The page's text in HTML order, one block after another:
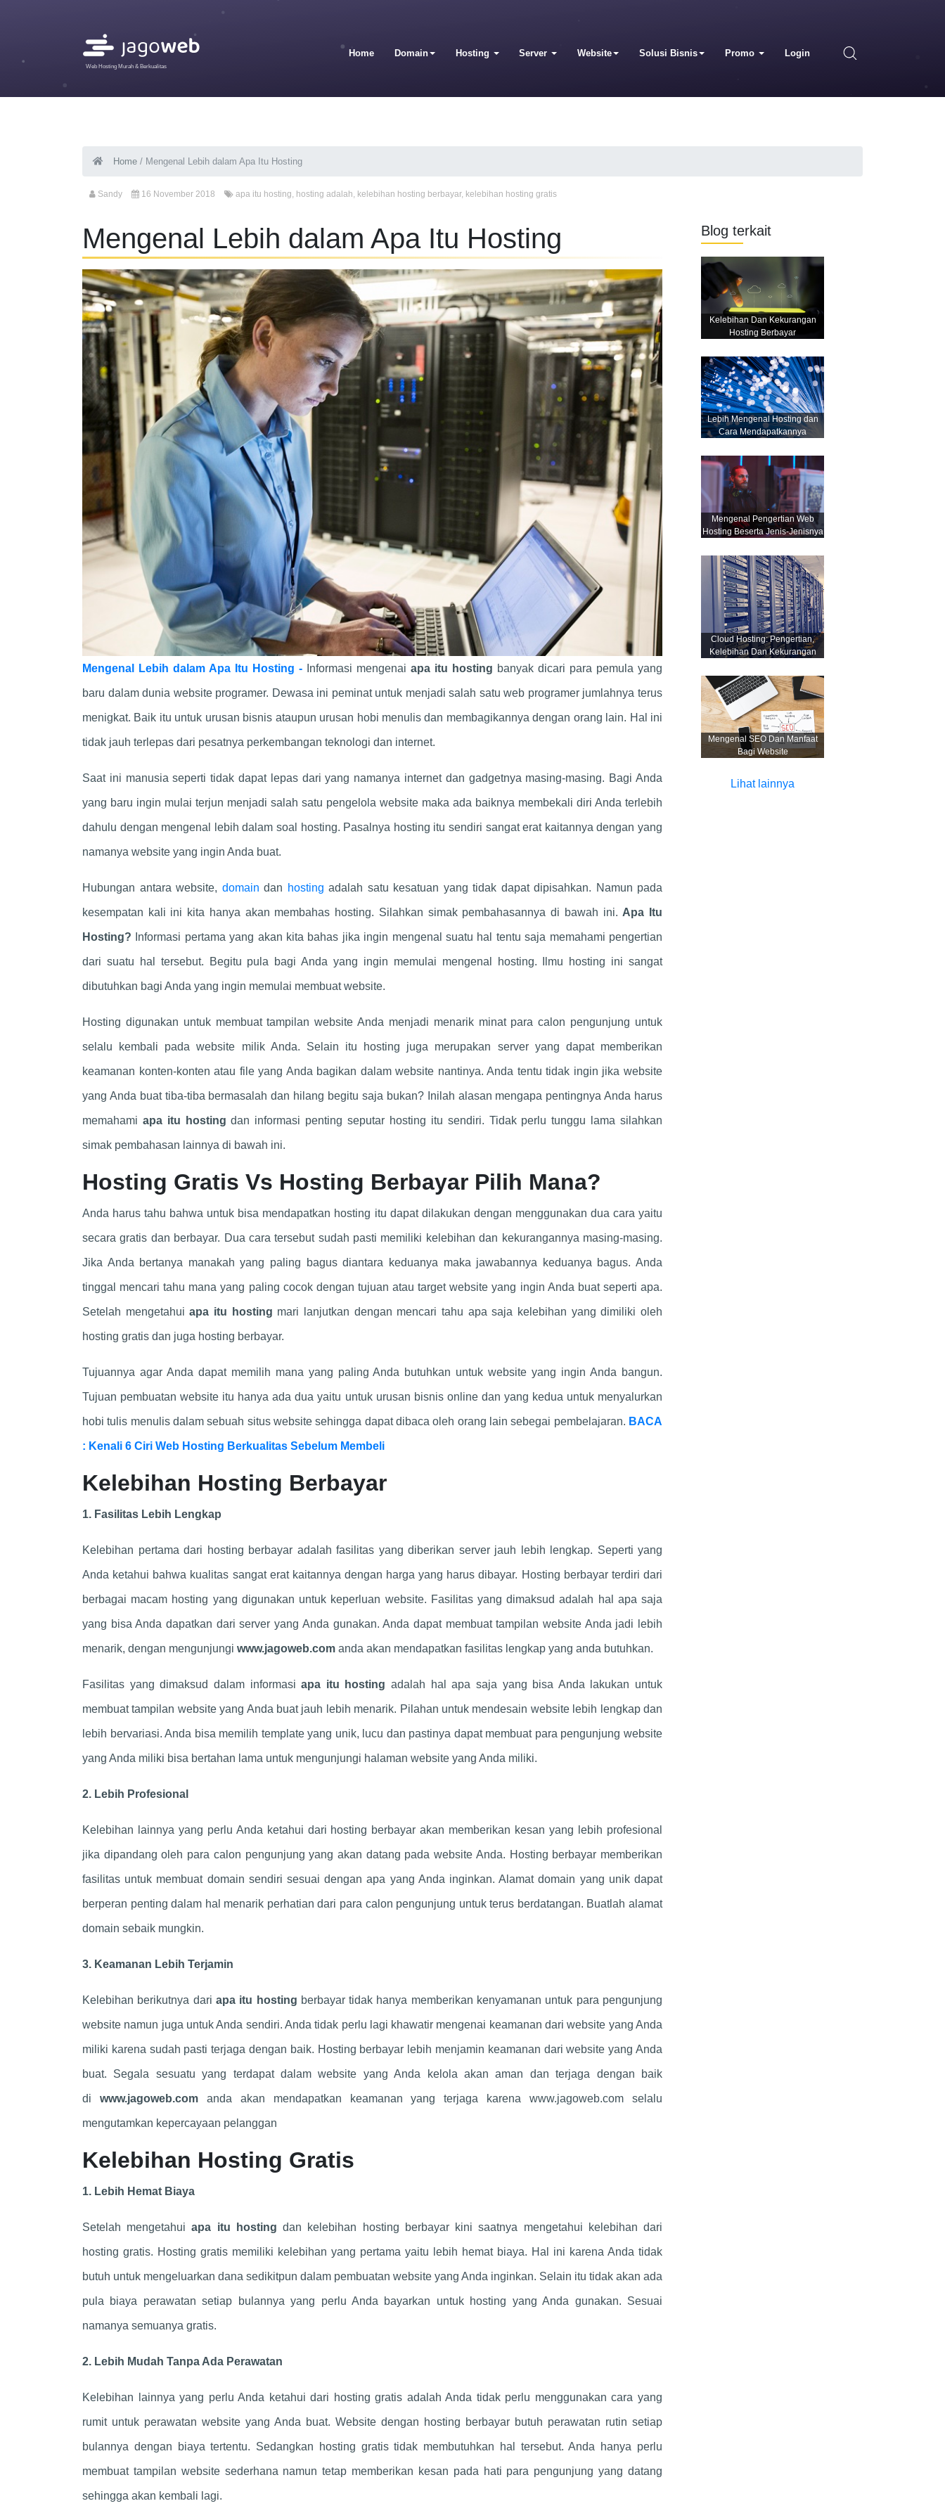
Web Hosting Murah & Berkualitas
Home Domain Hosting Server Website Solusi Bisnis Promo Login
Home / Mengenal Lebih dalam Apa Itu Hosting
Sandy 16 November 2018 apa itu hosting, hosting adalah, kelebihan hosting berbayar, kelebihan hosting gratis
Mengenal Lebih dalam Apa Itu Hosting
Mengenal Lebih dalam Apa Itu Hosting - Informasi mengenai apa itu hosting banyak dicari para pemula yang
baru dalam dunia website programer. Dewasa ini peminat untuk menjadi salah satu web programer jumlahnya terus
menigkat. Baik itu untuk urusan bisnis ataupun urusan hobi menulis dan membagikannya dengan orang lain. Hal ini
tidak jauh terlepas dari pesatnya perkembangan teknologi dan internet.
Saat ini manusia seperti tidak dapat lepas dari yang namanya internet dan gadgetnya masing-masing. Bagi Anda
yang baru ingin mulai terjun menjadi salah satu pengelola website maka ada baiknya membekali diri Anda terlebih
dahulu dengan mengenal lebih dalam soal hosting. Pasalnya hosting itu sendiri sangat erat kaitannya dengan yang
namanya website yang ingin Anda buat.
Hubungan antara website, domain dan hosting adalah satu kesatuan yang tidak dapat dipisahkan. Namun pada
kesempatan kali ini kita hanya akan membahas hosting. Silahkan simak pembahasannya di bawah ini. Apa Itu
Hosting? Informasi pertama yang akan kita bahas jika ingin mengenal suatu hal tentu saja memahami pengertian
dari suatu hal tersebut. Begitu pula bagi Anda yang ingin memulai mengenal hosting. Ilmu hosting ini sangat
dibutuhkan bagi Anda yang ingin memulai membuat website.
Hosting digunakan untuk membuat tampilan website Anda menjadi menarik minat para calon pengunjung untuk
selalu kembali pada website milik Anda. Selain itu hosting juga merupakan server yang dapat memberikan
keamanan konten-konten atau file yang Anda bagikan dalam website nantinya. Anda tentu tidak ingin jika website
yang Anda buat tiba-tiba bermasalah dan hilang begitu saja bukan? Inilah alasan mengapa pentingnya Anda harus
memahami apa itu hostingdan informasi penting seputar hosting itu sendiri. Tidak perlu tunggu lama silahkan
simak pembahasan lainnya di bawah ini.
Hosting Gratis Vs Hosting Berbayar Pilih Mana?
Anda harus tahu bahwa untuk bisa mendapatkan hosting itu dapat dilakukan dengan menggunakan dua cara yaitu
secara gratis dan berbayar. Dua cara tersebut sudah pasti memiliki kelebihan dan kekurangannya masing-masing.
Jika Anda bertanya manakah yang paling bagus diantara keduanya maka jawabannya keduanya bagus. Anda
tinggal mencari tahu mana yang paling cocok dengan tujuan atau target website yang ingin Anda buat seperti apa.
Setelah mengetahuiapa itu hosting mari lanjutkan dengan mencari tahu apa saja kelebihan yang dimiliki oleh
hosting gratis dan juga hosting berbayar.
Tujuannya agar Anda dapat memilih mana yang paling Anda butuhkan untuk website yang ingin Anda bangun.
Tujuan pembuatan website itu hanya ada dua yaitu untuk urusan bisnis online dan yang kedua untuk menyalurkan
hobi tulis menulis dalam sebuah situs website sehingga dapat dibaca oleh orang lain sebegai pembelajaran. BACA
: Kenali 6 Ciri Web Hosting Berkualitas Sebelum Membeli
Kelebihan Hosting Berbayar
1. Fasilitas Lebih Lengkap
Kelebihan pertama dari hosting berbayar adalah fasilitas yang diberikan server jauh lebih lengkap. Seperti yang
Anda ketahui bahwa kualitas sangat erat kaitannya dengan harga yang harus dibayar. Hosting berbayar terdiri dari
berbagai macam hosting yang digunakan untuk keperluan website. Fasilitas yang dimaksud adalah hal apa saja
yang bisa Anda dapatkan dari server yang Anda gunakan. Anda dapat membuat tampilan website Anda jadi lebih
menarik, dengan mengunjungi www.jagoweb.com anda akan mendapatkan fasilitas lengkap yang anda butuhkan.
Fasilitas yang dimaksud dalam informasiapa itu hosting adalah hal apa saja yang bisa Anda lakukan untuk
membuat tampilan website yang Anda buat jauh lebih menarik. Pilahan untuk mendesain website lebih lengkap dan
lebih bervariasi. Anda bisa memilih template yang unik, lucu dan pastinya dapat membuat para pengunjung website
yang Anda miliki bisa bertahan lama untuk mengunjungi halaman website yang Anda miliki.
2. Lebih Profesional
Kelebihan lainnya yang perlu Anda ketahui dari hosting berbayar akan memberikan kesan yang lebih profesional
jika dipandang oleh para calon pengunjung yang akan datang pada website Anda. Hosting berbayar memberikan
fasilitas untuk membuat domain sendiri sesuai dengan apa yang Anda inginkan. Alamat domain yang unik dapat
berperan penting dalam hal menarik perhatian dari para calon pengunjung untuk terus berdatangan. Buatlah alamat
domain sebaik mungkin.
3. Keamanan Lebih Terjamin
Kelebihan berikutnya dari apa itu hosting berbayar tidak hanya memberikan kenyamanan untuk para pengunjung
website namun juga untuk Anda sendiri. Anda tidak perlu lagi khawatir mengenai keamanan dari website yang Anda
miliki karena sudah pasti terjaga dengan baik. Hosting berbayar lebih menjamin keamanan dari website yang Anda
buat. Segala sesuatu yang terdapat dalam website yang Anda kelola akan aman dan terjaga dengan baik
di www.jagoweb.comanda akan mendapatkan keamanan yang terjaga karena www.jagoweb.com selalu
mengutamkan kepercayaan pelanggan
Kelebihan Hosting Gratis
1. Lebih Hemat Biaya
Setelah mengetahuiapa itu hostingdan kelebihan hosting berbayar kini saatnya mengetahui kelebihan dari
hosting gratis. Hosting gratis memiliki kelebihan yang pertama yaitu lebih hemat biaya. Hal ini karena Anda tidak
butuh untuk mengeluarkan dana sedikitpun dalam pembuatan website yang Anda inginkan. Selain itu tidak akan ada
pula biaya perawatan setiap bulannya yang perlu Anda bayarkan untuk hosting yang Anda gunakan. Sesuai
namanya semuanya gratis.
2. Lebih Mudah Tanpa Ada Perawatan
Kelebihan lainnya yang perlu Anda ketahui dari hosting gratis adalah Anda tidak perlu menggunakan cara yang
rumit untuk perawatan website yang Anda buat. Website dengan hosting berbayar butuh perawatan rutin setiap
bulannya dengan biaya tertentu. Sedangkan hosting gratis tidak membutuhkan hal tersebut. Anda hanya perlu
membuat tampilan website sederhana namun tetap memberikan kesan pada hati para pengunjung yang datang
sehingga akan kembali lagi.
Blog terkait
Kelebihan Dan Kekurangan
Hosting Berbayar
Lebih Mengenal Hosting dan
Cara Mendapatkannya
Mengenal Pengertian Web
Hosting Beserta Jenis-Jenisnya
Cloud Hosting: Pengertian,
Kelebihan Dan Kekurangan
Mengenal SEO Dan Manfaat
Bagi Website
Lihat lainnya